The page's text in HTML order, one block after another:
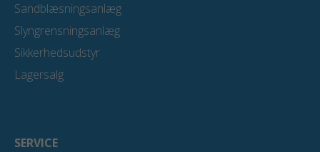
Sandblæsningsanlæg
Slyngrensningsanlæg
Sikkerhedsudstyr
Lagersalg
SERVICE